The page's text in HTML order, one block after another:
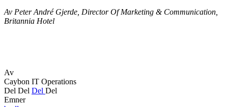
Av Peter André Gjerde, Director Of Marketing & Communication,
Britannia Hotel
Av
Caybon IT Operations
Del Del Del Del
Emner